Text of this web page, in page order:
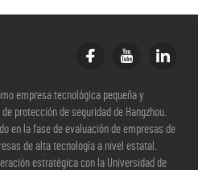
empresa tecnológica pequeña y
protección de seguridad de Hangzhou.
en la fase de evaluación de empresas de
de alta tecnología a nivel estatal.
estratégica con la Universidad de